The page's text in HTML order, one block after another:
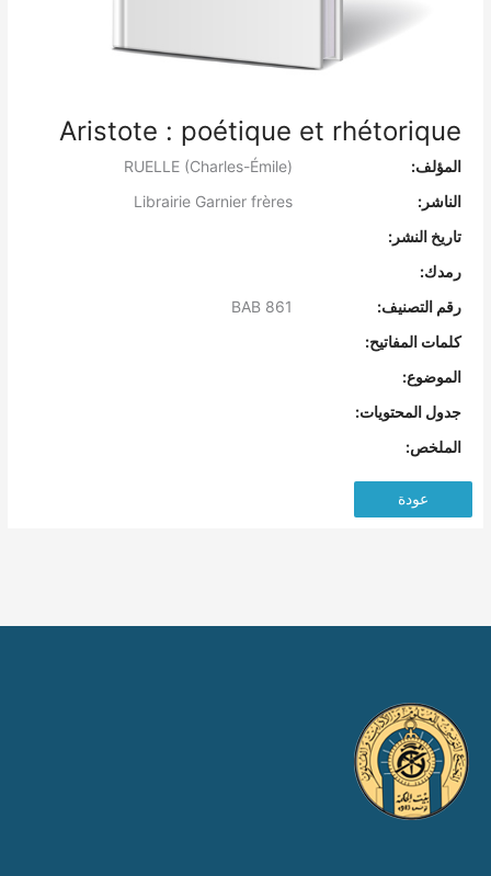
Aristote : poétique et rhétorique
المؤلف:
الناشر:
Librairie Garnier frères
تاريخ النشر:
رمدك:
رقم التصنيف:
كلمات المفاتيح:
الموضوع:
جدول المحتويات:
الملخص:
عودة